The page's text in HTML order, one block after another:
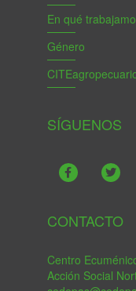
En qué
Género
SÍGUENOS
CONTACTO
Centro
Acción Social